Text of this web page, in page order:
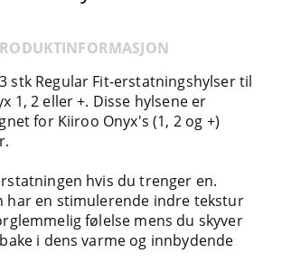
stk Regular Fit-erstatningshylser til
1, 2 eller +. Disse hylsene er
for Kiiroo Onyx's (1, 2 og +)
hvis du trenger en.
har en stimulerende indre tekstur
følelse mens du skyver
i dens varme og innbydende